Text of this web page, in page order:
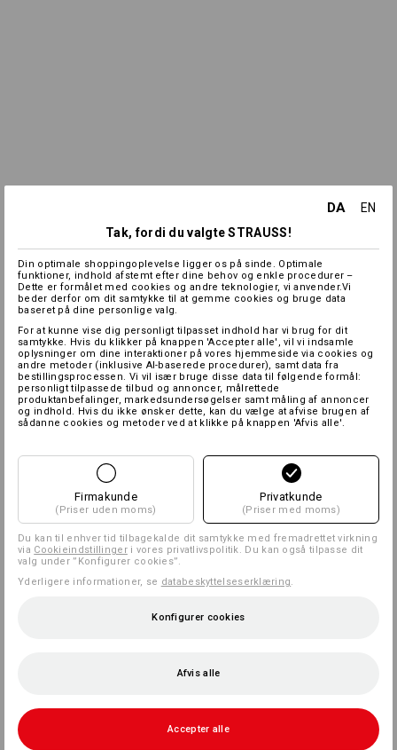
DA
EN
Tak, fordi du valgte STRAUSS!
Din optimale shoppingoplevelse ligger os på sinde. Optimale
funktioner, indhold afstemt efter dine behov og enkle procedurer –
Dette er formålet med cookies og andre teknologier, vi anvender.Vi
beder derfor om dit samtykke til at gemme cookies og bruge data
baseret på dine personlige valg.
For at kunne vise dig personligt tilpasset indhold har vi brug for dit
samtykke. Hvis du klikker på knappen 'Accepter alle', vil vi indsamle
oplysninger om dine interaktioner på vores hjemmeside via cookies og
andre metoder (inklusive AI-baserede procedurer), samt data fra
bestillingsprocessen. Vi vil især bruge disse data til følgende formål:
personligt tilpassede tilbud og annoncer, målrettede
produktanbefalinger, markedsundersøgelser samt måling af annoncer
og indhold. Hvis du ikke ønsker dette, kan du vælge at afvise brugen af
sådanne cookies og metoder ved at klikke på knappen 'Afvis alle'.
Firmakunde
(Priser uden moms)
Privatkunde
(Priser med moms)
Du kan til enhver tid tilbagekalde dit samtykke med fremadrettet virkning
via Cookieindstillingeri vores privatlivspolitik. Du kan også tilpasse dit
valg under ”Konfigurer cookies”.
Yderligere informationer, se databeskyttelseserklæring
Konfigurer cookies
Afvis alle
Accepter alle